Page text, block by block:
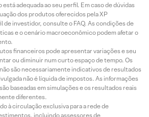
adequada ao seu perfil. Em caso de dúvidas
dos produtos oferecidos pela XP
de investidor, consulte o FAQ. As condições de
e o cenário macroeconômico podem afetar o
financeiros pode apresentar variações e seu
ou diminuir num curto espaço de tempo. Os
são necessariamente indicativos de resultados
não é líquida de impostos. As informações
baseadas em simulações e os resultados reais
diferentes.
à circulação exclusiva para a rede de
incluindo assessores de